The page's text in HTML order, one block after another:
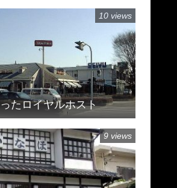
たロイヤルホスト
10 views
9 views